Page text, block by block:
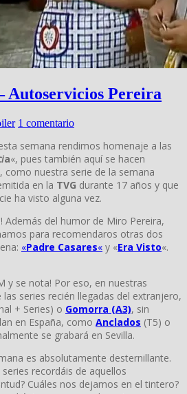
Autoservicios Pereira
1 comentario
semana rendimos homenaje a las
a«, pues también aquí se hacen
como nuestra serie de la semana
en la TVG durante 17 años y que
ha visto alguna vez.
Además del humor de Miro Pereira,
para recomendaros otras dos
«Padre Casares« y «Era Visto«.
y se nota! Por eso, en nuestras
series recién llegadas del extranjero,
+ Series) o Gomorra (A3), sin
en España, como Anclados (T5) o
se grabará en Sevilla.
es absolutamente desternillante.
recordáis de aquellos
Cuáles nos dejamos en el tintero?